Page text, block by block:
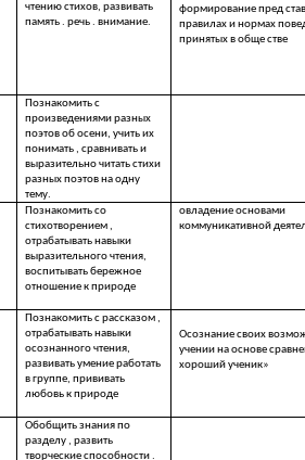
чтению стихов, развивать
память . речь . внимание.
формирование пред
правилах и нормах
принятых в обще стве
Познакомить с
произведениями разных
поэтов об осени, учить их
понимать , сравнивать и
выразительно читать стихи
разных поэтов на одну
тему.
Познакомить со
стихотворением ,
отрабатывать навыки
выразительного чтения,
воспитывать бережное
отношение к природе
овладение основами
коммуникативной
Познакомить с рассказом ,
отрабатывать навыки
осознанного чтения,
развивать умение работать
в группе, прививать
любовь к природе
Осознание своих
учении на основе
хороший ученик»
Обобщить знания по
разделу , развить
творческие способности .